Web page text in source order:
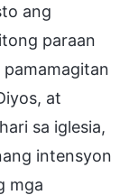
ang
paraan
at
sa iglesia,
intensyon
mga